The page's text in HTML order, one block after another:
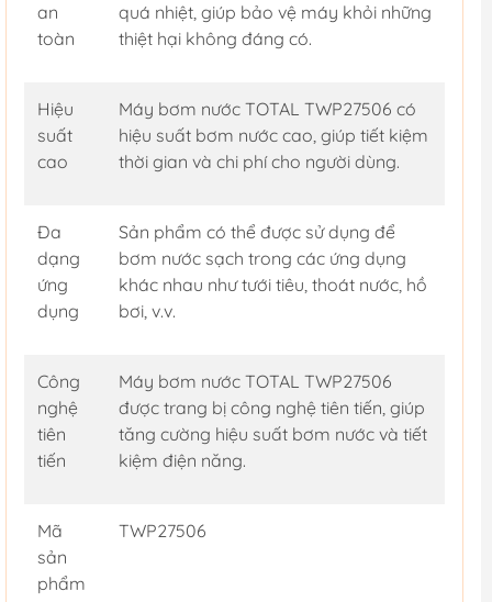
an
toàn
quá nhiệt, giúp bảo vệ máy khỏi những
thiệt hại không đáng có.
Hiệu
suất
cao
Máy bơm nước TOTAL TWP27506 có
hiệu suất bơm nước cao, giúp tiết kiệm
thời gian và chi phí cho người dùng.
Đa
dạng
ứng
dụng
Sản phẩm có thể được sử dụng để
bơm nước sạch trong các ứng dụng
khác nhau như tưới tiêu, thoát nước, hồ
bơi, v.v.
Công
nghệ
tiên
tiến
Máy bơm nước TOTAL TWP27506
được trang bị công nghệ tiên tiến, giúp
tăng cường hiệu suất bơm nước và tiết
kiệm điện năng.
Mã
sản
phẩm
TWP27506